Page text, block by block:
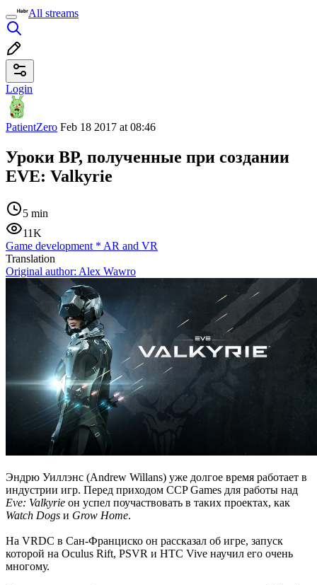
All streams
Login
PatientZero Feb 18 2017 at 08:46
Уроки ВР, полученные при создании
EVE: Valkyrie
5 min
11K
Game development * AR and VR
Translation
Original author: Alex Wawro
Эндрю Уиллэнс (Andrew Willans) уже долгое время работает в
индустрии игр. Перед приходом CCP Games для работы над
Eve: Valkyrie он успел поучаствовать в таких проектах, как
Watch Dogs и Grow Home.
На VRDC в Сан-Франциско он рассказал об игре, запуск
которой на Oculus Rift, PSVR и HTC Vive научил его очень
многому.